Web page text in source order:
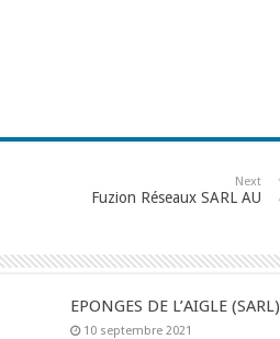
Next
Fuzion Réseaux SARL AU
EPONGES DE L’AIGLE (SARL)
10 septembre 2021